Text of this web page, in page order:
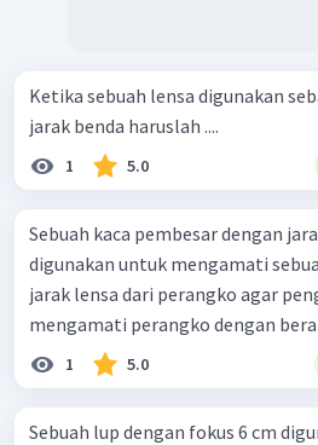
Ketika sebuah lensa digunakan
jarak benda haruslah ....
1 5.0
Sebuah kaca pembesar dengan
digunakan untuk mengamati
jarak lensa dari perangko agar
mengamati perangko dengan
1 5.0
Sebuah lup dengan fokus 6 cm